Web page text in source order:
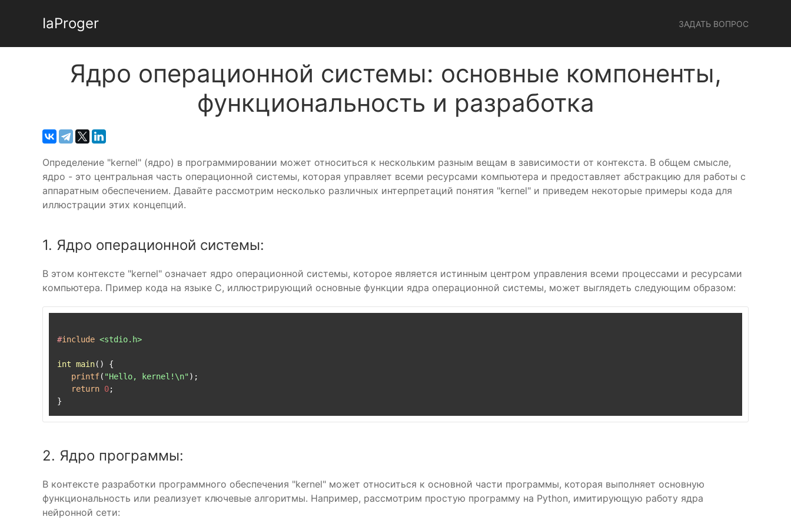
IaProger ЗАДАТЬ ВОПРОС
Ядро операционной системы: основные компоненты,
функциональность и разработка
Определение "kernel" (ядро) в программировании может относиться к нескольким разным вещам в зависимости от контекста. В общем смысле,
ядро - это центральная часть операционной системы, которая управляет всеми ресурсами компьютера и предоставляет абстракцию для работы с
аппаратным обеспечением. Давайте рассмотрим несколько различных интерпретаций понятия "kernel" и приведем некоторые примеры кода для
иллюстрации этих концепций.
1. Ядро операционной системы:
В этом контексте "kernel" означает ядро операционной системы, которое является истинным центром управления всеми процессами и ресурсами
компьютера. Пример кода на языке C, иллюстрирующий основные функции ядра операционной системы, может выглядеть следующим образом:
#include <stdio.h>
int main()
{
printf( "Hello, kernel!\n");
return 0;
2. Ядро программы:
В контексте разработки программного обеспечения "kernel" может относиться к основной части программы, которая выполняет основную
функциональность или реализует ключевые алгоритмы. Например, рассмотрим простую программу на Python, имитирующую работу ядра
нейронной сети: